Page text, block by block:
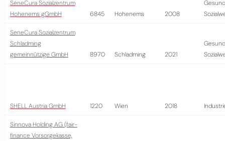
SeneCura Sozialzentrum
Hohenems gGmbH
6845 Hohenems 2008
SeneCura Sozialzentrum
Schladming
gemeinnützige GmbH
8970 Schladming 2021
SHELL Austria GmbH 1220 Wien 2018
Sinnova Holding AG (fair-
finance Vorsorgekasse,